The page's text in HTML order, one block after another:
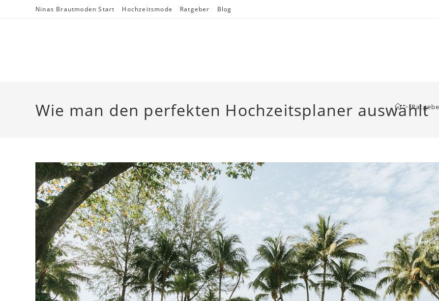
Ninas Brautmoden Start Hochzeitsmode Ratgeber Blog
Wie man den perfekten Hochzeitsplaner auswählt
>